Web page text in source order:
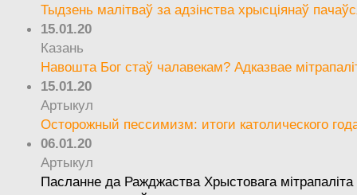
Тыдзень малітваў за адзінства хрысціянаў
15.01.20
Казань
Навошта Бог стаў чалавекам? Адказвае
15.01.20
Артыкул
Осторожный пессимизм: итоги католического
06.01.20
Артыкул
Пасланне да Ражджаства Хрыстовага мітрапаліта